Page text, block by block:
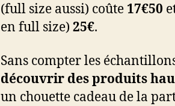
(full size aussi) coûte 17€50
en full size) 25€.
Sans compter les
découvrir des produits
un chouette cadeau de la